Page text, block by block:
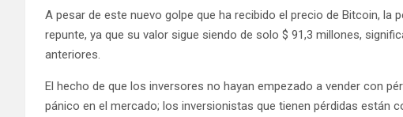
A pesar de este nuevo golpe que ha recibido el precio de Bitcoin, la
repunte, ya que su valor sigue siendo de solo $ 91,3 millones,
anteriores.
El hecho de que los inversores no hayan empezado a vender con
pánico en el mercado; los inversionistas que tienen pérdidas están